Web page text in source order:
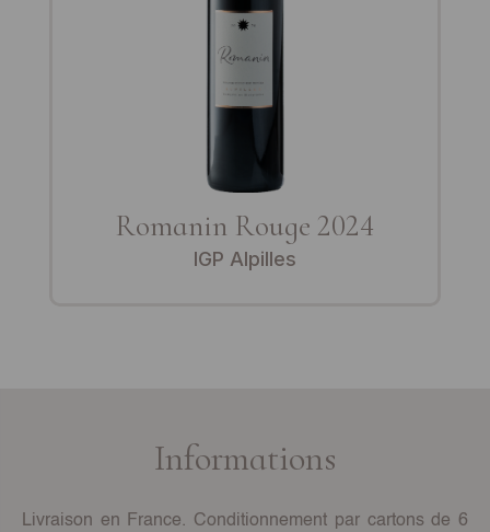
Romanin Rouge 2024
IGP Alpilles
Informations
Livraison en France. Conditionnement par cartons de 6